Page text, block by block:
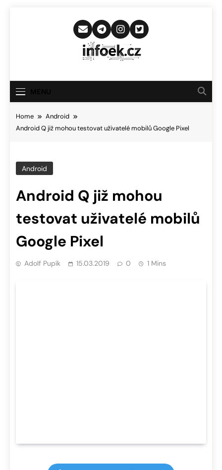
Infoek.cz
Novinkám
Home
Android
Android Q již mohou testovat uživatelé mobilů Google Pixel
Android
Android Q již mohou
testovat uživatelé mobilů
Google Pixel
Adolf Pupík 15.03.2019 0 1 Mins